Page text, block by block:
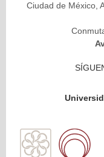
Ciudad de México,